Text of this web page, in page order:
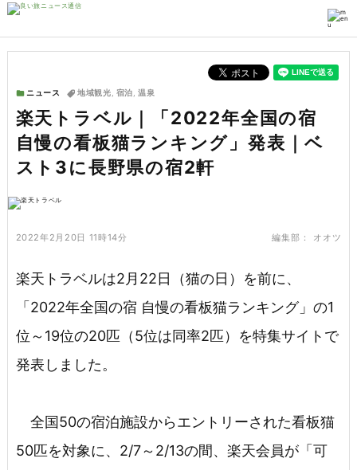
ニュース 地域観光, 宿泊, 温泉
楽天トラベル｜「2022年全国の宿
自慢の看板猫ランキング」発表｜ベ
スト3に長野県の宿2軒
2022年2月20日 11時14分 編集部： オオツ
楽天トラベルは2月22日（猫の日）を前に、
「2022年全国の宿 自慢の看板猫ランキング」の1
位～19位の20匹（5位は同率2匹）を特集サイトで
発表しました。
全国50の宿泊施設からエントリーされた看板猫
50匹を対象に、2/7～2/13の間、楽天会員が「可